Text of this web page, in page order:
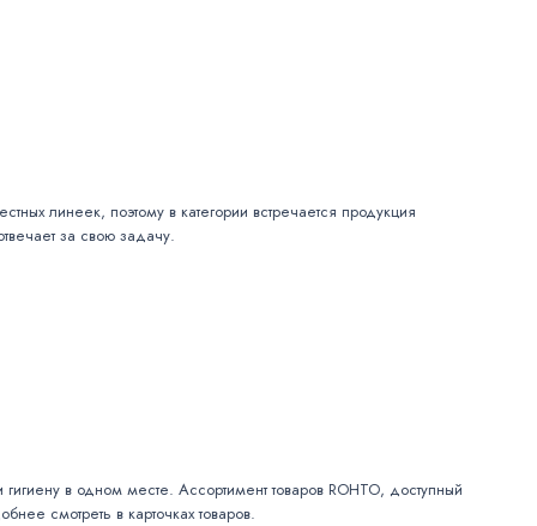
линеек, поэтому в категории встречается продукция
за свою задачу.
в одном месте. Ассортимент товаров ROHTO, доступный
смотреть в карточках товаров.